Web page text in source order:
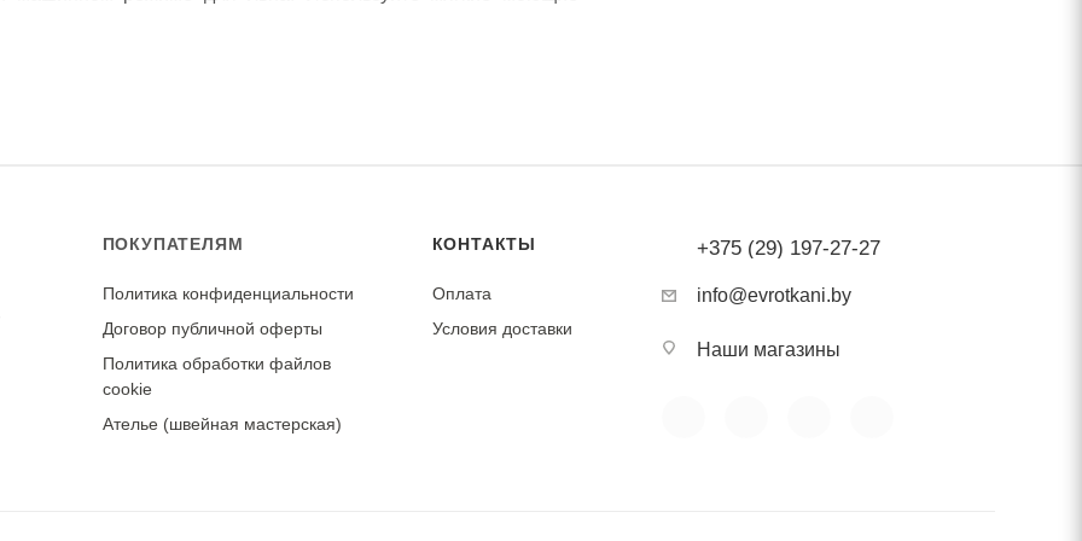
ПОКУПАТЕЛЯМ
Политика конфиденциальности
Договор публичной оферты
Политика обработки файлов
cookie
Ателье (швейная мастерская)
КОНТАКТЫ
Оплата
Условия доставки
+375 (29) 197-27-27
info@evrotkani.by
Наши магазины